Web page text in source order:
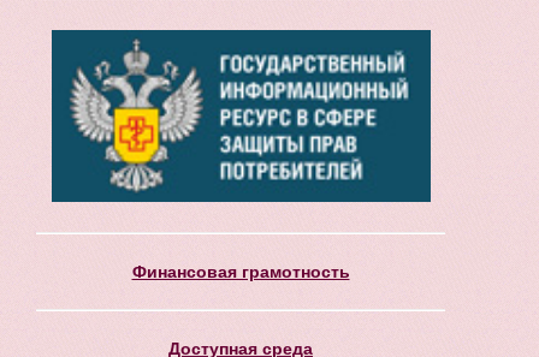
Финансовая грамотность
Доступная среда